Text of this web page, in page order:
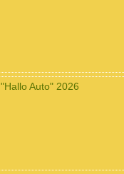
"Hallo Auto" 2026